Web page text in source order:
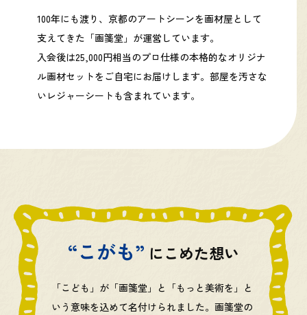
100年にも渡り、京都のアートシーンを画材屋として
支えてきた「画箋堂」が運営しています。
入会後は25,000円相当のプロ仕様の本格的なオリジナ
ル画材セットをご自宅にお届けします。部屋を汚さな
いレジャーシートも含まれています。
“こがも” にこめた想い
「こども」が「画箋堂」と「もっと美術を」と
いう意味を込めて名付けられました。画箋堂の